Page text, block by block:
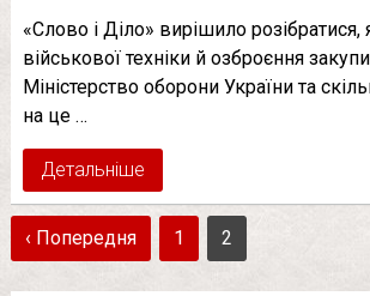
«Слово і Діло» вирішило розібратися,
військової техніки й озброєння
Міністерство оборони України та
на це …
Детальніше
‹ Попередня 1 2